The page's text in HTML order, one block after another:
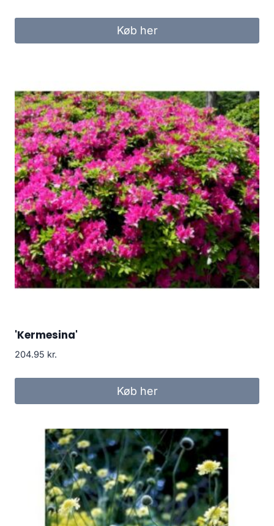
Køb her
'Kermesina'
204.95 kr.
Køb her